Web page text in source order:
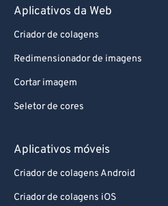
Aplicativos da Web
Criador de colagens
Redimensionador de imagens
Cortar imagem
Seletor de cores
Aplicativos móveis
Criador de colagens Android
Criador de colagens iOS